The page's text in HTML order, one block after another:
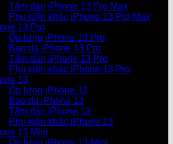
Tấm dán iPhone 13 Pro Max
Phụ kiện khác iPhone 13 Pro Max
13 Pro
Ốp lưng iPhone 13 Pro
Bao da iPhone 13 Pro
Tấm dán iPhone 13 Pro
Phụ kiện khác iPhone 13 Pro
13
Ốp lưng iPhone 13
Bao da iPhone 13
Tấm dán iPhone 13
Phụ kiện khác iPhone 13
13 Mini